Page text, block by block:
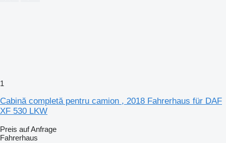
1
Cabină completă pentru camion , 2018 Fahrerhaus für DAF
XF 530 LKW
Preis auf Anfrage
Fahrerhaus